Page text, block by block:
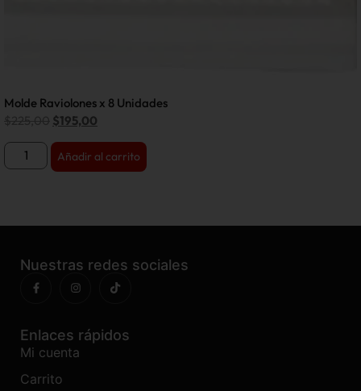
Molde Raviolones x 8 Unidades
$195,00
Añadir al carrito
Nuestras redes sociales
Enlaces rápidos
Mi cuenta
Carrito